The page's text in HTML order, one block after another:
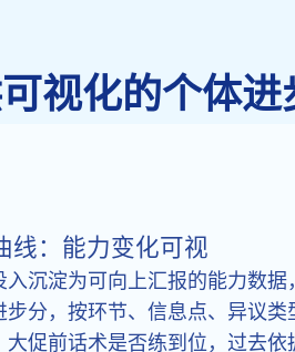
视化的个体进
线：能力变化可视
入沉淀为可向上汇报的能力数
步分，按环节、信息点、异议
大促前话术是否练到位，过去